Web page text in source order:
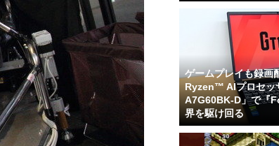
ゲームプレイも録画
Ryzen™ AIプロセッ
A7G60BK-D」で『
界を駆け回る